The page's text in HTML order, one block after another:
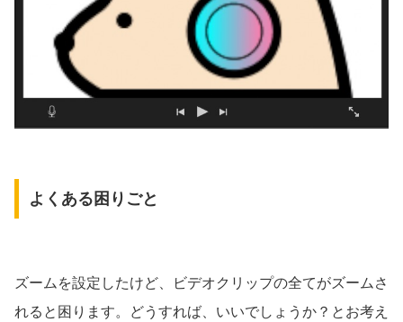
よくある困りごと
ズームを設定したけど、ビデオクリップの全てがズームさ
れると困ります。どうすれば、いいでしょうか？とお考え